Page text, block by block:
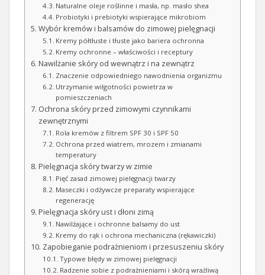
Naturalne oleje roślinne i masła, np. masło shea
Probiotyki i prebiotyki wspierające mikrobiom
Wybór kremów i balsamów do zimowej pielęgnacji
Kremy półtłuste i tłuste jako bariera ochronna
Kremy ochronne – właściwości i receptury
Nawilżanie skóry od wewnątrz i na zewnątrz
Znaczenie odpowiedniego nawodnienia organizmu
Utrzymanie wilgotności powietrza w
pomieszczeniach
Ochrona skóry przed zimowymi czynnikami
zewnętrznymi
Rola kremów z filtrem SPF 30 i SPF 50
Ochrona przed wiatrem, mrozem i zmianami
temperatury
Pielęgnacja skóry twarzy w zimie
Pięć zasad zimowej pielęgnacji twarzy
Maseczki i odżywcze preparaty wspierające
regenerację
Pielęgnacja skóry ust i dłoni zimą
Nawilżające i ochronne balsamy do ust
Kremy do rąk i ochrona mechaniczna (rękawiczki)
Zapobieganie podrażnieniom i przesuszeniu skóry
Typowe błędy w zimowej pielęgnacji
Radzenie sobie z podrażnieniami i skórą wrażliwą